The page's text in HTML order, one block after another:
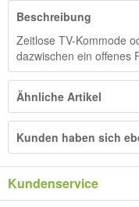
Beschreibung
Zeitlose TV-Kommode
dazwischen ein offenes
Ähnliche Artikel
Kunden haben sich
Kundenservice